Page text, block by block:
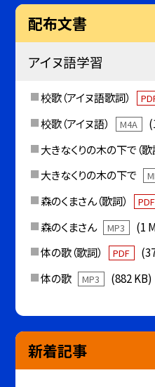
配布文書
アイヌ語学習
校歌（アイヌ語歌詞）
校歌（アイヌ語）
M4A
大きなくりの木の下で（歌
大きなくりの木の下で
森のくまさん（歌詞）
PDF
森のくまさん
MP3
(1
体の歌（歌詞）
PDF
体の歌
MP3 (882 KB)
新着記事